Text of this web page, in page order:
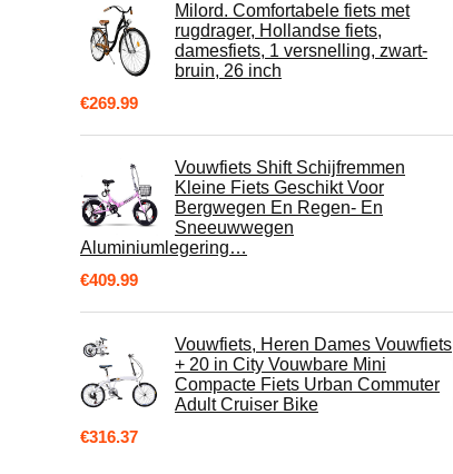
Milord. Comfortabele fiets met
rugdrager, Hollandse fiets,
damesfiets, 1 versnelling, zwart-
bruin, 26 inch
€269.99
Vouwfiets Shift ​Schijfremmen
Kleine Fiets Geschikt Voor
Bergwegen En Regen- En
Sneeuwwegen
Aluminiumlegering…
€409.99
Vouwfiets, Heren Dames Vouwfiets
+ 20 in City Vouwbare Mini
Compacte Fiets Urban Commuter
Adult Cruiser Bike
€316.37